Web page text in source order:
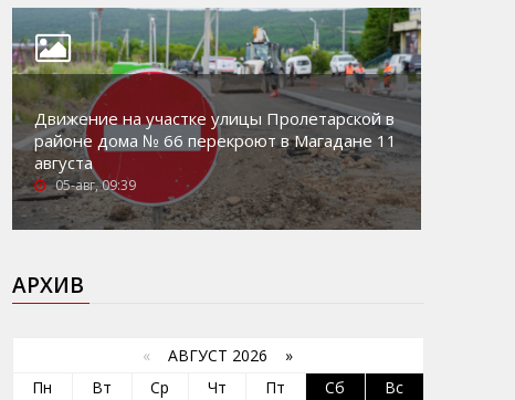
Движение на участке улицы Пролетарской в
районе дома № 66 перекроют в Магадане 11
августа
05-авг, 09:39
АРХИВ
« АВГУСТ 2026 »
Пн
Вт Ср Чт Пт Сб
Вс